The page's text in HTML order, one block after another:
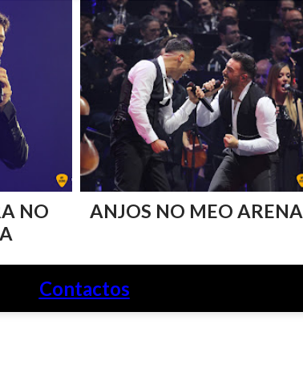
NO
ANJOS NO MEO ARENA
Contactos